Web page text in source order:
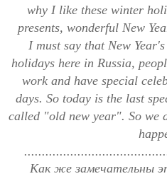
why I like these winter
presents, wonderful New
I must say that New
holidays here in Russia,
work and have special
days. So today is the last
called "old new year". So we
Как же замечательны